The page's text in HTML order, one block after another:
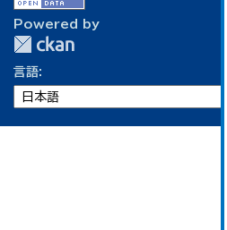
Powered by
言語